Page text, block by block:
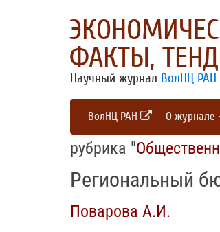
ФАКТЫ,
Научный журнал ВолНЦ РАН
ВолНЦ РАН О журнале
рубрика "
Региональный
Поварова А.И.